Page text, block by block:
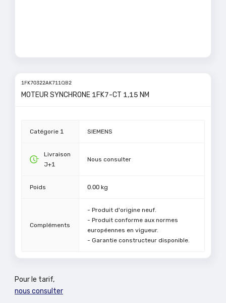
1FK70322AK711QB2
MOTEUR SYNCHRONE 1FK7-CT 1,15 NM
Catégorie 1 SIEMENS
Livraison
J+1
Nous consulter
Poids 0.00 kg
Compléments
- Produit d'origine neuf.
- Produit conforme aux normes
européennes en vigueur.
- Garantie constructeur disponible.
Pour le tarif,
nous consulter